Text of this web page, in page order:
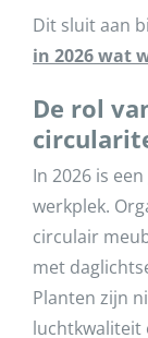
Dit sluit aan
in 2026 wat
De rol
In 2026 is
werkplek.
circulair
met
Planten zijn
luchtkwaliteit